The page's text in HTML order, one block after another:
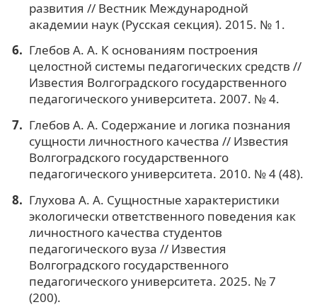
развития // Вестник Международной
академии наук (Русская секция). 2015. № 1.
Глебов А. А. К основаниям построения
целостной системы педагогических средств //
Известия Волгоградского государственного
педагогического университета. 2007. № 4.
Глебов А. А. Содержание и логика познания
сущности личностного качества // Известия
Волгоградского государственного
педагогического университета. 2010. № 4 (48).
Глухова А. А. Сущностные характеристики
экологически ответственного поведения как
личностного качества студентов
педагогического вуза // Известия
Волгоградского государственного
педагогического университета. 2025. № 7
(200).